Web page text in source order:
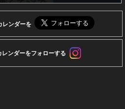
レンダーを
ンダーをフォローする